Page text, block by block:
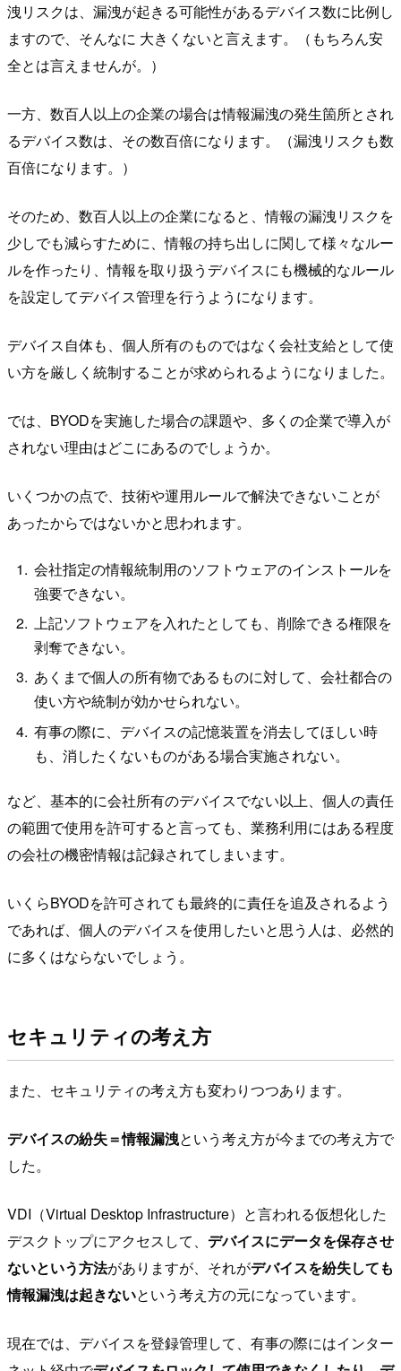
洩リスクは、漏洩が起きる可能性があるデバイス数に比例し
ますので、そんなに 大きくないと言えます。（もちろん安
全とは言えませんが。）
一方、数百人以上の企業の場合は情報漏洩の発生箇所とされ
るデバイス数は、その数百倍になります。（漏洩リスクも数
百倍になります。）
そのため、数百人以上の企業になると、情報の漏洩リスクを
少しでも減らすために、情報の持ち出しに関して様々なルー
ルを作ったり、情報を取り扱うデバイスにも機械的なルール
を設定してデバイス管理を行うようになります。
デバイス自体も、個人所有のものではなく会社支給として使
い方を厳しく統制することが求められるようになりました。
では、BYODを実施した場合の課題や、多くの企業で導入が
されない理由はどこにあるのでしょうか。
いくつかの点で、技術や運用ルールで解決できないことが
あったからではないかと思われます。
会社指定の情報統制用のソフトウェアのインストールを
強要できない。
上記ソフトウェアを入れたとしても、削除できる権限を
剥奪できない。
あくまで個人の所有物であるものに対して、会社都合の
使い方や統制が効かせられない。
有事の際に、デバイスの記憶装置を消去してほしい時
も、消したくないものがある場合実施されない。
など、基本的に会社所有のデバイスでない以上、個人の責任
の範囲で使用を許可すると言っても、業務利用にはある程度
の会社の機密情報は記録されてしまいます。
いくらBYODを許可されても最終的に責任を追及されるよう
であれば、個人のデバイスを使用したいと思う人は、必然的
に多くはならないでしょう。
セキュリティの考え方
また、セキュリティの考え方も変わりつつあります。
デバイスの紛失＝情報漏洩という考え方が今までの考え方で
した。
VDI（Virtual Desktop Infrastructure）と言われる仮想化した
デスクトップにアクセスして、 デバイスにデータを保存させ
ないという方法がありますが、それがデバイスを紛失しても
情報漏洩は起きないという考え方の元になっています。
現在では、デバイスを登録管理して、有事の際にはインター